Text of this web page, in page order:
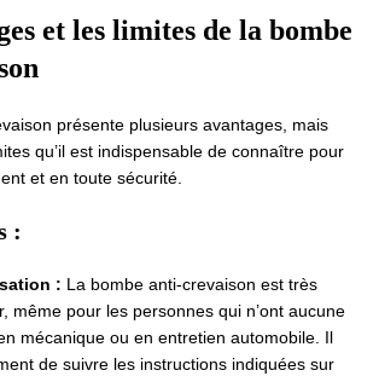
et les limites de la bombe
présente plusieurs avantages, mais
qu’il est indispensable de connaître pour
et en toute sécurité.
:
: La bombe anti-crevaison est très
même pour les personnes qui n’ont aucune
mécanique ou en entretien automobile. Il
de suivre les instructions indiquées sur